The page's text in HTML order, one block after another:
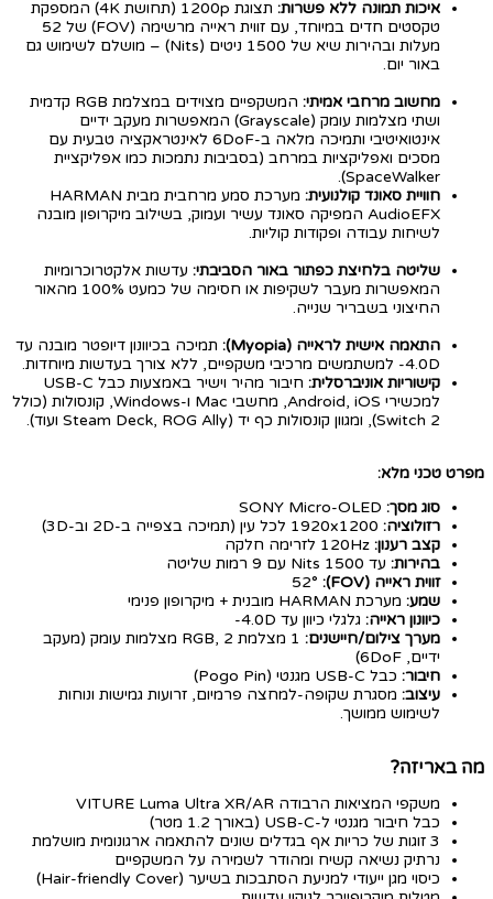
איכות תמונה ללא פשרות:
תצוגת 1200p (תחושת 4K) המספקת
טקסטים חדים במיוחד, עם זווית ראייה מרשימה (FOV) של 52
מעלות ובהירות שיא של 1500 ניטים (Nits) – מושלם לשימוש גם
באור יום.
מחשוב מרחבי אמיתי:
המשקפיים מצוידים במצלמת RGB קדמית
ושתי מצלמות עומק (Grayscale) המאפשרות מעקב ידיים
אינטואיטיבי ותמיכה מלאה ב-6DoF לאינטראקציה טבעית עם
מסכים ואפליקציות במרחב (בסביבות נתמכות כמו אפליקציית
SpaceWalker).
חוויית סאונד קולנועית:
מערכת סמע מרחבית מבית HARMAN
AudioEFX המפיקה סאונד עשיר ועמוק, בשילוב מיקרופון מובנה
לשיחות עבודה ופקודות קוליות.
שליטה בלחיצת כפתור באור הסביבתי: עדשות אלקטרוכרומיות
המאפשרות מעבר לשקיפות או חסימה של כמעט 100% מהאור
החיצוני בשבריר שנייה.
התאמה אישית לראייה (Myopia):
תמיכה בכיוונון דיופטר מובנה עד
4.0D- למשתמשים מרכיבי משקפיים, ללא צורך בעדשות מיוחדות.
קישוריות אוניברסלית:
חיבור מהיר וישיר באמצעות כבל USB-C
למכשירי Android, iOS, מחשבי Mac ו-Windows, קונסולות (כולל
Switch 2), ומגוון קונסולות כף יד (Steam Deck, ROG Ally ועוד).
מפרט טכני מלא:
סוג מסך:
רזולוציה:
קצב רענון:
בהירות: עד 1500 Nits עם 9 רמות שליטה
זווית ראייה (FOV):
שמע: מערכת HARMAN מובנית + מיקרופון פנימי
כיוונון ראייה: גלגלי כיוון עד 4.0D-
מערך צילום/חיישנים:
1 מצלמת RGB, 2 מצלמות עומק (מעקב
ידיים, 6DoF)
חיבור: כבל USB-C מגנטי (Pogo Pin)
עיצוב: מסגרת שקופה-למחצה פרמיום, זרועות גמישות ונוחות
לשימוש ממושך.
מה באריזה?
משקפי המציאות הרבודה VITURE Luma Ultra XR/AR
כבל חיבור מגנטי ל-USB-C (באורך 1.2 מטר)
3 זוגות של כריות אף בגדלים שונים להתאמה ארגונומית מושלמת
נרתיק נשיאה קשיח ומהודר לשמירה על המשקפיים
כיסוי מגן ייעודי למניעת הסתבכות בשיער (Hair-friendly Cover)